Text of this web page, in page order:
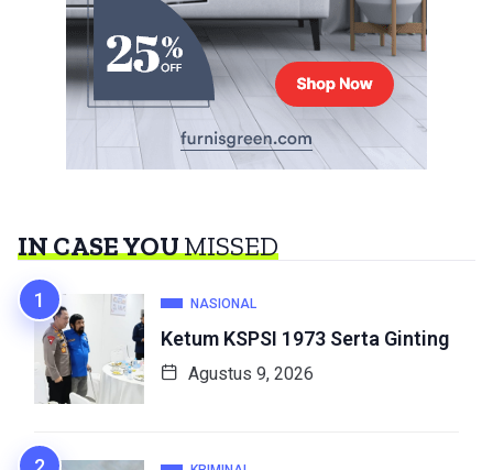
IN CASE YOUMISSED
NASIONAL
Ketum KSPSI 1973 Serta Ginting
Agustus 9, 2026